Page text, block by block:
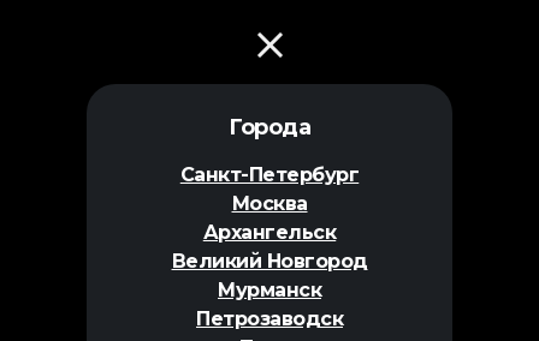
Города
Санкт-Петербург
Москва
Архангельск
Великий Новгород
Мурманск
Петрозаводск